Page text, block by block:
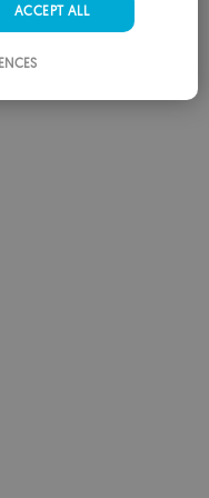
ACCEPT ALL